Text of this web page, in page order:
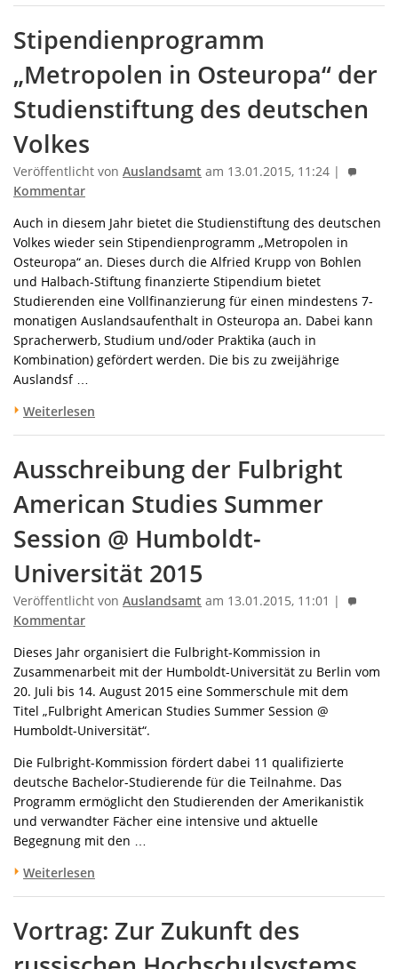
Stipendienprogramm
„Metropolen in Osteuropa“ der
Studienstiftung des deutschen
Volkes
Veröffentlicht von Auslandsamt am 13.01.2015, 11:24 |
Kommentar
Auch in diesem Jahr bietet die Studienstiftung des deutschen
Volkes wieder sein Stipendienprogramm „Metropolen in
Osteuropa“ an. Dieses durch die Alfried Krupp von Bohlen
und Halbach-Stiftung finanzierte Stipendium bietet
Studierenden eine Vollfinanzierung für einen mindestens 7-
monatigen Auslandsaufenthalt in Osteuropa an. Dabei kann
Spracherwerb, Studium und/oder Praktika (auch in
Kombination) gefördert werden. Die bis zu zweijährige
Auslandsf …
Weiterlesen
Ausschreibung der Fulbright
American Studies Summer
Session @ Humboldt-
Universität 2015
Veröffentlicht von Auslandsamt am 13.01.2015, 11:01 |
Kommentar
Dieses Jahr organisiert die Fulbright-Kommission in
Zusammenarbeit mit der Humboldt-Universität zu Berlin vom
20. Juli bis 14. August 2015 eine Sommerschule mit dem
Titel „Fulbright American Studies Summer Session @
Humboldt-Universität“.
Die Fulbright-Kommission fördert dabei 11 qualifizierte
deutsche Bachelor-Studierende für die Teilnahme. Das
Programm ermöglicht den Studierenden der Amerikanistik
und verwandter Fächer eine intensive und aktuelle
Begegnung mit den …
Weiterlesen
Vortrag: Zur Zukunft des